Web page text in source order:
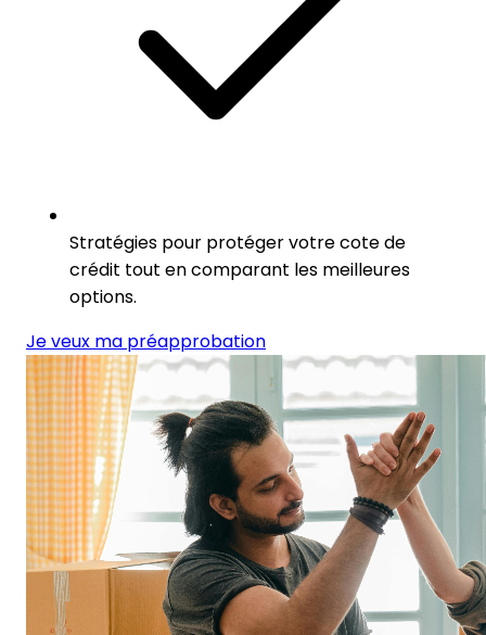
Stratégies pour protéger votre cote de
crédit tout en comparant les meilleures
options.
Je veux ma préapprobation